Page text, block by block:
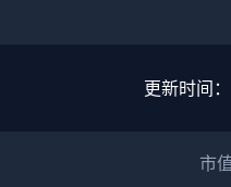
更新时间：
市